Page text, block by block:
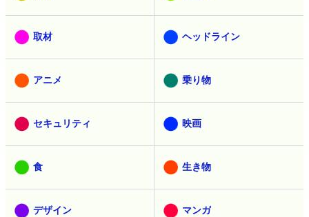
取材 ヘッドライン
アニメ 乗り物
セキュリティ 映画
食 生き物
デザイン マンガ